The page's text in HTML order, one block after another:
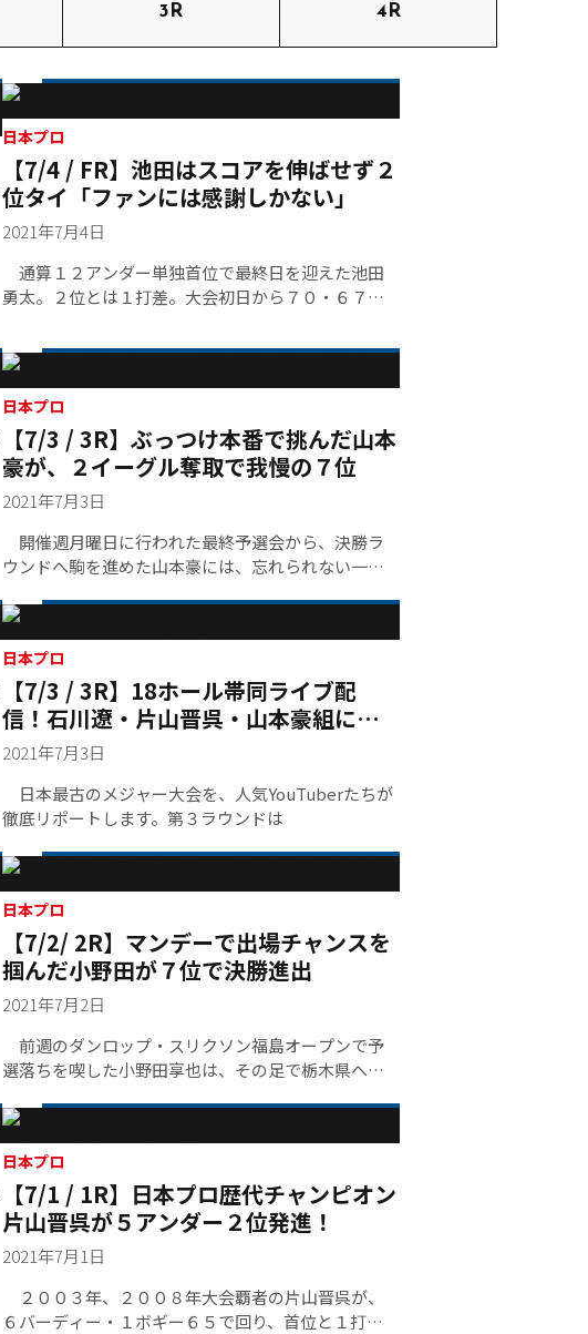
3R 4R
日本プロ
【7/4 / FR】池田はスコアを伸ばせず２
位タイ「ファンには感謝しかない」
2021年7月4日
通算１２アンダー単独首位で最終日を迎えた池田
勇太。２位とは１打差。大会初日から７０・６７・
た。好調のショットに加えて、パットのフィーリン
グ、グリーンの読みが日に日に良くなっていたこと
を実感していた。最終日に向けて「コンディション
次第、１ホールずつ上手くクリアーしたなら結果は
ついて来る」と前日の記者会見で言い切った。
日本プロ
【7/3 / 3R】ぶっつけ本番で挑んだ山本
豪が、２イーグル奪取で我慢の７位
2021年7月3日
開催週月曜日に行われた最終予選会から、決勝ラ
ウンドへ駒を進めた山本豪には、忘れられない一日
イで迎えた第３ラウンドは片山晋呉、石川遼と同
組。スタートティーを取り囲む大勢のギャラリーに
戸惑いを覚えた。
日本プロ
【7/3 / 3R】18ホール帯同ライブ配
信！石川遼・片山晋呉・山本豪組に密
着
2021年7月3日
日本最古のメジャー大会を、人気YouTuberたちが
徹底リポートします。第３ラウンドは
日本プロ
【7/2/ 2R】マンデーで出場チャンスを
掴んだ小野田が７位で決勝進出
2021年7月2日
前週のダンロップ・スリクソン福島オープンで予
選落ちを喫した小野田享也は、その足で栃木県へ移
は崩れた。日曜日は街の練習場で１時間ほどボール
を打ち込んでから、日本プロゴルフ選手権の開催コ
ース・日光カンツリー倶楽部に出掛けたのだった。
時計の針は午後３時を回っていた。
日本プロ
【7/1 / 1R】日本プロ歴代チャンピオン
片山晋呉が５アンダー２位発進！
2021年7月1日
２００３年、２００８年大会覇者の片山晋呉が、
６バーディー・１ボギー６５で回り、首位と１打差